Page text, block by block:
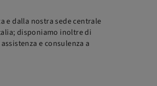
e dalla nostra sede centrale
disponiamo inoltre di
e consulenza a